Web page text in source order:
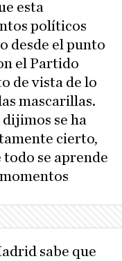
esta
políticos
desde el punto
el Partido
de vista de lo
mascarillas.
se ha
cierto,
se aprende
sabe que